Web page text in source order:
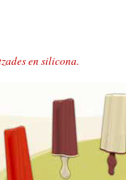
en silicona.